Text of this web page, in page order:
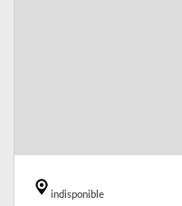
indisponible